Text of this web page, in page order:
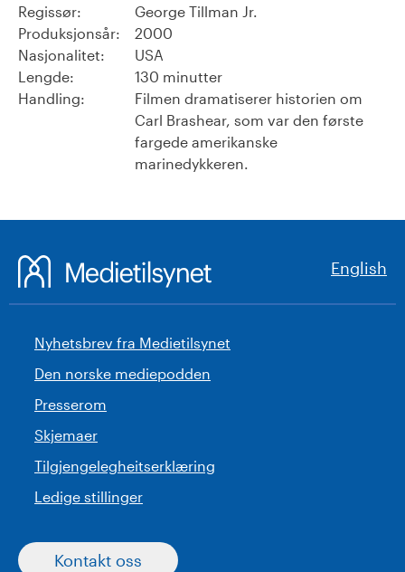
Regissør:
George Tillman Jr.
Produksjonsår:
2000
Nasjonalitet:
USA
Lengde:
130 minutter
Handling:
Filmen dramatiserer historien om
Carl Brashear, som var den første
fargede amerikanske
marinedykkeren.
English
Nyhetsbrev fra Medietilsynet
Den norske mediepodden
Presserom
Skjemaer
Tilgjengelegheitserklæring
Ledige stillinger
Kontakt oss